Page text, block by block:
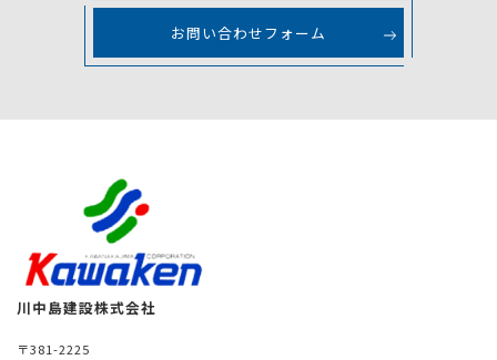
お問い合わせフォーム
川中島建設株式会社
〒381-2225